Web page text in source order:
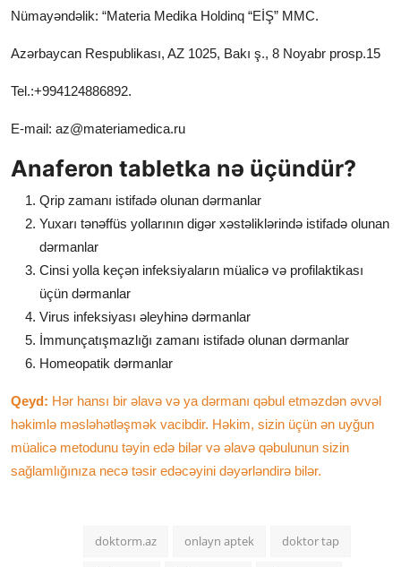
Nümayəndəlik: “Materia Medika Holdinq “EİŞ” MMC.
Azərbaycan Respublikası, AZ 1025, Bakı ş., 8 Noyabr prosp.15
Tel.:+994124886892.
E-mail: az@materiamedica.ru
Anaferon tabletka nə üçündür?
Qrip zamanı istifadə olunan dərmanlar
Yuxarı tənəffüs yollarının digər xəstəliklərində istifadə olunan
dərmanlar
Cinsi yolla keçən infeksiyaların müalicə və profilaktikası
üçün dərmanlar
Virus infeksiyası əleyhinə dərmanlar
İmmunçatışmazlığı zamanı istifadə olunan dərmanlar
Homeopatik dərmanlar
Qeyd: Hər hansı bir əlavə və ya dərmanı qəbul etməzdən əvvəl
həkimlə məsləhətləşmək vacibdir. Həkim, sizin üçün ən uyğun
müalicə metodunu təyin edə bilər və əlavə qəbulunun sizin
sağlamlığınıza necə təsir edəcəyini dəyərləndirə bilər.
doktorm.az onlayn aptek doktor tap